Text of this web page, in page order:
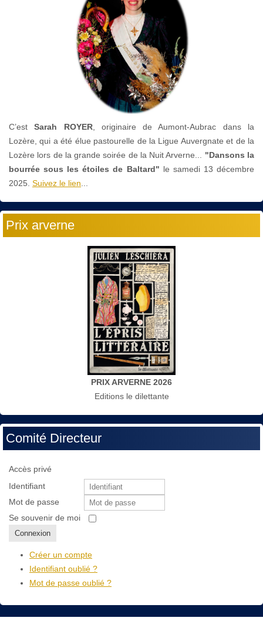
C’estSarah ROYER, originaire de Aumont-Aubrac dans la
Lozère, qui a été élue pastourelle de la Ligue Auvergnate et de la
Lozère lors de la grande soirée de la Nuit Arverne... "Dansons la
bourrée sous les étoiles de Baltard" le samedi 13 décembre
2025. Suivez le lien...
Prix arverne
PRIX ARVERNE 2026
Editions le dilettante
Comité Directeur
Accès privé
Identifiant
Mot de passe
Se souvenir de moi
Connexion
Créer un compte
Identifiant oublié ?
Mot de passe oublié ?